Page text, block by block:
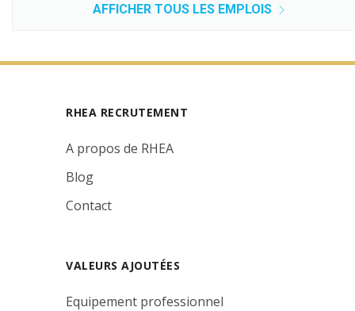
AFFICHER TOUS LES EMPLOIS
RHEA RECRUTEMENT
A propos de RHEA
Blog
Contact
VALEURS AJOUTÉES
Equipement professionnel